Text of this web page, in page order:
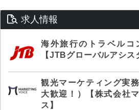
求人情報
海外旅行のトラベルコ
【JTBグローバルアシス
観光マーケティング実
大歓迎！）【株式会社
ス】